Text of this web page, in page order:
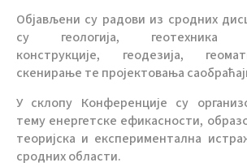
Објављени су радови из сродних
су геологија,
конструкције, геодезија,
скенирање те пројектовања
У склопу Конференције су
тему енергетске ефикасности,
теоријска и експериментална
сродних области.